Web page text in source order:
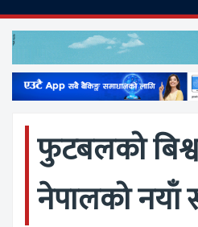
फुटबलको
नेपालको नयाँ